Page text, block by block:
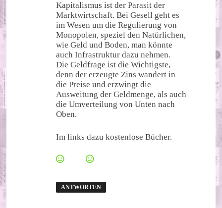
Kapitalismus ist der Parasit der
Marktwirtschaft. Bei Gesell geht es
im Wesen um die Regulierung von
Monopolen, speziel den Natürlichen,
wie Geld und Boden, man könnte
auch Infrastruktur dazu nehmen.
Die Geldfrage ist die Wichtigste,
denn der erzeugte Zins wandert in
die Preise und erzwingt die
Ausweitung der Geldmenge, als auch
die Umverteilung von Unten nach
Oben.
Im links dazu kostenlose Bücher.
ANTWORTEN